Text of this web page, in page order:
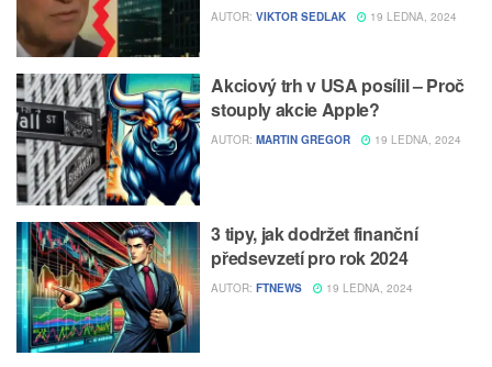
AUTOR:VIKTOR SEDLAK 19 LEDNA, 2024
Akciový trh v USA posílil – Proč
stouply akcie Apple?
AUTOR:MARTIN GREGOR 19 LEDNA, 2024
3 tipy, jak dodržet finanční
předsevzetí pro rok 2024
AUTOR:FTNEWS 19 LEDNA, 2024